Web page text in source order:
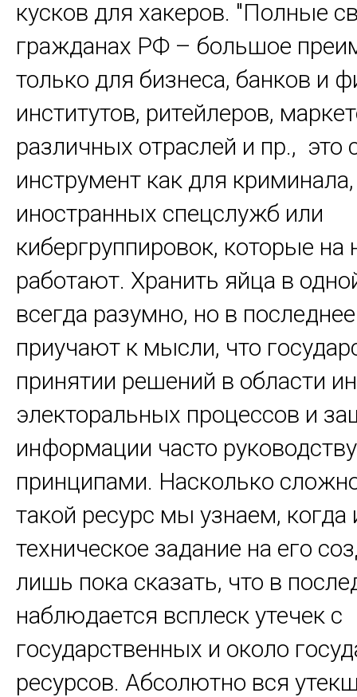
кусков для хакеров. "Полные
гражданах РФ – большое
только для бизнеса, банков и
институтов, ритейлеров,
различных отраслей и пр., это
инструмент как для
иностранных спецслужб или
кибергруппировок, которые на
работают. Хранить яйца в
всегда разумно, но в
приучают к мысли, что
принятии решений в области
электоральных процессов и
информации часто
принципами. Насколько
такой ресурс мы узнаем, когда
техническое задание на его
лишь пока сказать, что в
наблюдается всплеск утечек с
государственных и около
ресурсов. Абсолютно вся